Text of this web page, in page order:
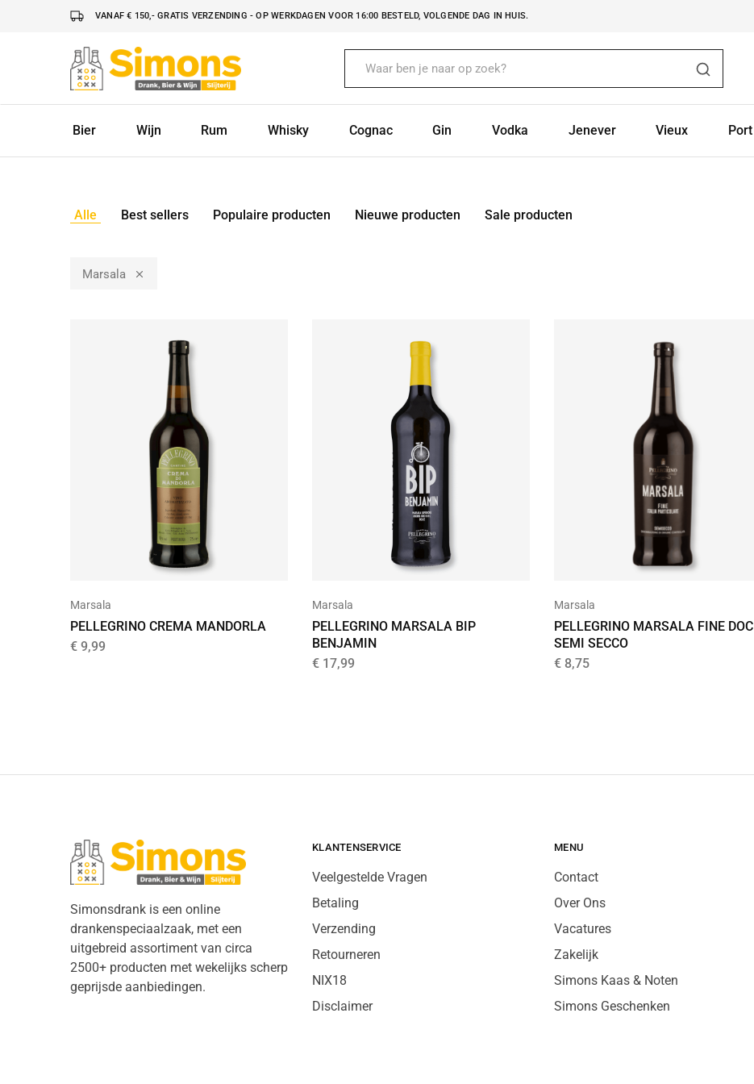
VANAF € 150,- GRATIS VERZENDING - OP WERKDAGEN VOOR 16:00 BESTELD, VOLGENDE DAG IN HUIS.
Simonsdrank.nl
Drank,
Bier
Bier
Wijn Rum Whisky Cognac Gin Vodka Jenever Vieux Port
Alle Best sellers Populaire producten Nieuwe producten Sale producten
Marsala
Marsala
PELLEGRINO CREMA MANDORLA
€ 9,99
Marsala
PELLEGRINO MARSALA BIP
BENJAMIN
€ 17,99
Marsala
PELLEGRINO MARSALA FINE DOC
SEMI SECCO
€ 8,75
Simonsdrank is een online
drankenspeciaalzaak, met een
uitgebreid assortiment van circa
2500+ producten met wekelijks scherp
geprijsde aanbiedingen.
KLANTENSERVICE
Veelgestelde Vragen
Betaling
Verzending
Retourneren
NIX18
Disclaimer
MENU
Contact
Over Ons
Vacatures
Zakelijk
Simons Kaas & Noten
Simons Geschenken